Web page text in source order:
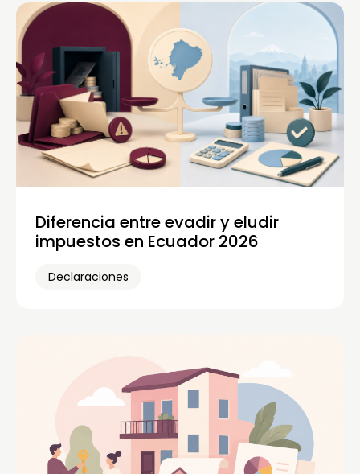
Diferencia entre evadir y eludir
impuestos en Ecuador 2026
Declaraciones